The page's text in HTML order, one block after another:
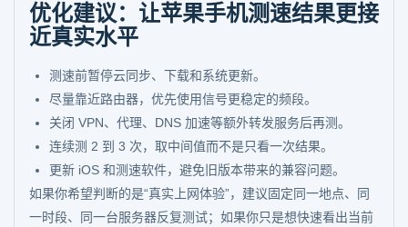
优化建议：让苹果手机测速结果更接
近真实水平
测速前暂停云同步、下载和系统更新。
尽量靠近路由器，优先使用信号更稳定的频段。
关闭 VPN、代理、DNS 加速等额外转发服务后再测。
连续测 2 到 3 次，取中间值而不是只看一次结果。
更新 iOS 和测速软件，避免旧版本带来的兼容问题。
如果你希望判断的是“真实上网体验”，建议固定同一地点、同
一时段、同一台服务器反复测试；如果你只是想快速看出当前